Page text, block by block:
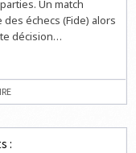
Un match
échecs (Fide) alors
décision…
: